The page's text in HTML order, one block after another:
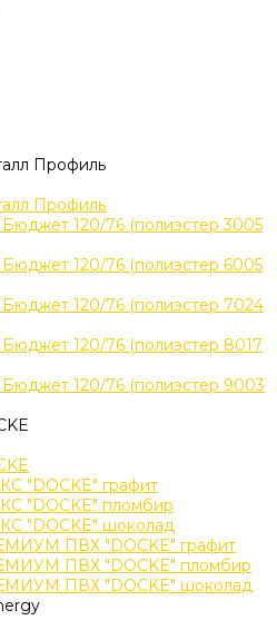
Профиль
Профиль
120/76 (полиэстер 3005
120/76 (полиэстер 6005
120/76 (полиэстер 7024
120/76 (полиэстер 8017
120/76 (полиэстер 9003
"DOCKE" графит
"DOCKE" пломбир
"DOCKE" шоколад
ПВХ "DOCKE" графит
ПВХ "DOCKE" пломбир
ПВХ "DOCKE" шоколад